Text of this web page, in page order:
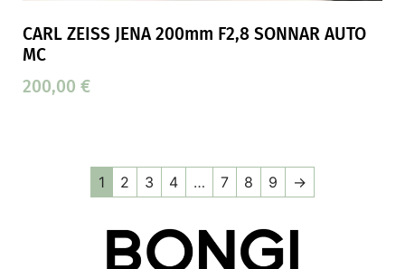
CARL ZEISS JENA 200mm F2,8 SONNAR AUTO
MC
200,00 €
1 2 3 4 … 7 8 9 →